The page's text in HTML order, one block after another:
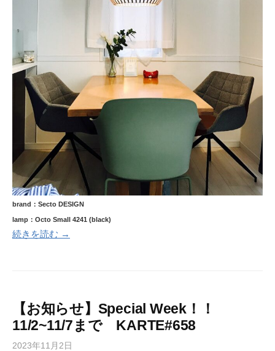
brand：Secto DESIGN
lamp：Octo Small 4241 (black)
続きを読む →
【お知らせ】Special Week！！
11/2~11/7まで KARTE#658
2023年11月2日